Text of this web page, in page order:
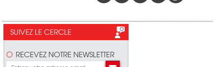
SUIVEZ LE CERCLE
RECEVEZ NOTRE NEWSLETTER